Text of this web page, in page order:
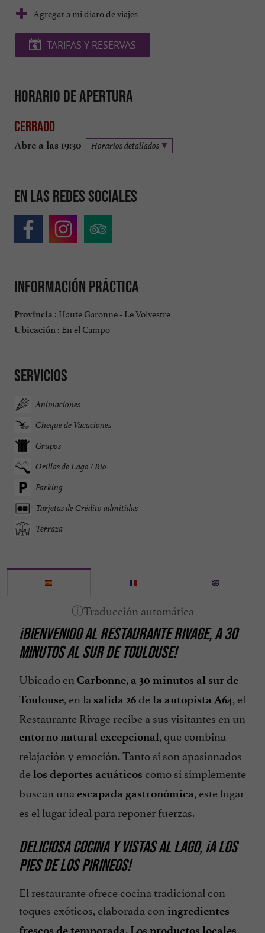
Agregar a mi diaro de viajes
TARIFAS Y RESERVAS
Horario de apertura
Cerrado
Abre a las 19:30 Horarios detallados
En las redes sociales
Información práctica
Provincia : Haute Garonne - Le Volvestre
Ubicación : En el Campo
Servicios
Animaciones
Cheque de Vacaciones
Grupos
Orillas de Lago / Río
Parking
Tarjetas de Crédito admitidas
Terraza
¡BIENVENIDO AL RESTAURANTE RIVAGE, A 30
MINUTOS AL SUR DE TOULOUSE!
Ubicado en Carbonne, a 30 minutos al sur de
Toulouse, en la salida 26dela autopista A64, el
Restaurante Rivage recibe a sus visitantes en un
entorno natural excepcional, que combina
relajación y emoción. Tanto si son apasionados
delos deportes acuáticos como si simplemente
buscan una escapada gastronómica, este lugar
es el lugar ideal para reponer fuerzas.
DELICIOSA COCINA Y VISTAS AL LAGO, ¡A LOS
PIES DE LOS PIRINEOS!
El restaurante ofrece cocina tradicional con
toques exóticos, elaborada con ingredientes
.